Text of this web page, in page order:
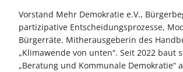
Vorstand Mehr Demokratie e.V.,
partizipative Entscheidungsprozesse,
Bürgerräte. Mitherausgeberin des
„Klimawende von unten“. Seit 2022 baut
„Beratung und Kommunale Demokratie“